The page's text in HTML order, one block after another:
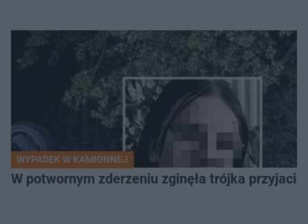
WYPADEK W KAMIONNEJ
W potwornym zderzeniu zginęła trójka